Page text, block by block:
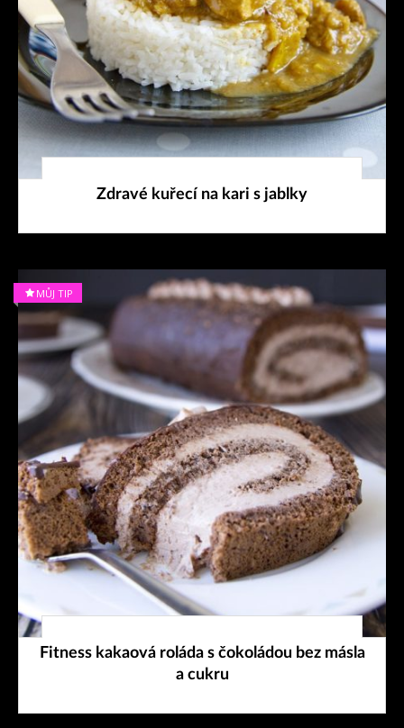
3. 11. 2024
Zdravé kuřecí na kari s jablky
MŮJ TIP
22. 11. 2025
Fitness kakaová roláda s čokoládou bez másla
a cukru